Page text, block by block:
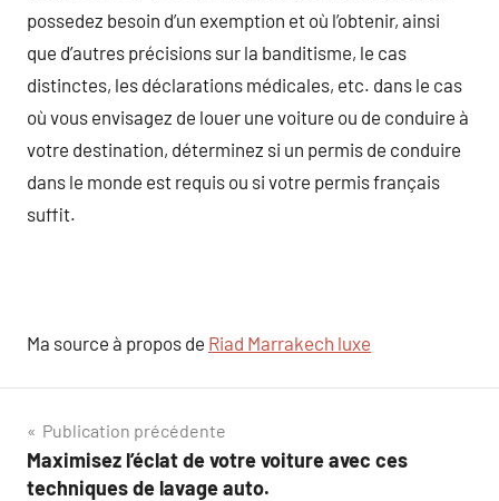
possedez besoin d’un exemption et où l’obtenir, ainsi
que d’autres précisions sur la banditisme, le cas
distinctes, les déclarations médicales, etc. dans le cas
où vous envisagez de louer une voiture ou de conduire à
votre destination, déterminez si un permis de conduire
dans le monde est requis ou si votre permis français
suffit.
Ma source à propos de Riad Marrakech luxe
Navigation
de
Publication précédente
Maximisez l’éclat de votre voiture avec ces
techniques de lavage auto.